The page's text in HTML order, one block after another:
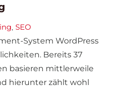
SEO
System WordPress
Bereits 37
basieren mittlerweile
hierunter zählt wohl